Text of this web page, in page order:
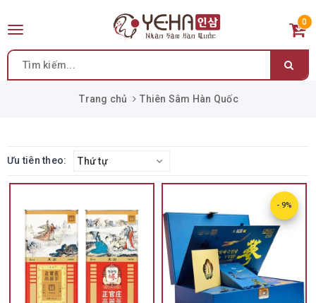
Toggle
0
Trang chủ Thiên Sâm Hàn Quốc
Ưu tiên theo: Thứ tự
- 9%